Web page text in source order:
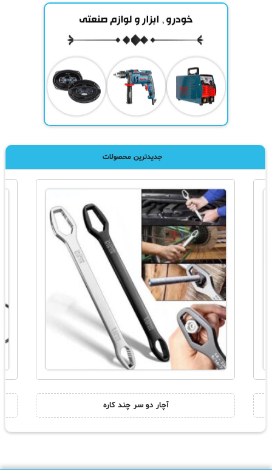
جدیدترین محصولات
آچار دو سر چند کاره